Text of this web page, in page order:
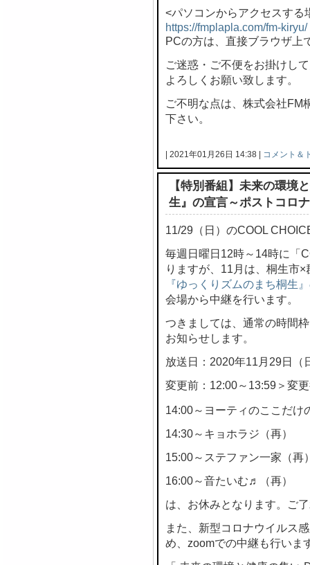
<パソコンからアクセスする
https://fmplapla.com/fm-kiryu/
PCの方は、直接ブラウザ上
ご迷惑・ご不便をお掛けし
よろしくお願い致します。
ご不明な点は、株式会社FM
下さい。
| 2021年01月26日 14:38 | コメント＆
【特別番組】未来の環境
生』の宣言～ポストコロ
11/29（日）のCOOL
毎週日曜日12時～14時に「
りますが、11月は、桐生市
『ゆっくりズムのまち桐生
会場から中継を行います。
つきましては、通常の時間
お知らせします。
放送日：2020年11月29日（
変更前：12:00～13:59＞変
14:00～ヨーティのここだけ
14:30～キョホラジ（再）
15:00～ステファン一家（再
16:00～音たいむ♬（再）
は、お休みとなります。ご
また、新型コロナウイルス
め、zoomでの中継も行いま